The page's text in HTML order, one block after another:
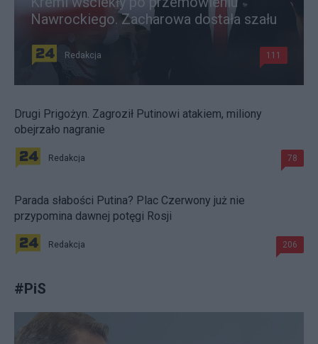
Nawrockiego. Zacharowa dostała szału
Redakcja 111
Drugi Prigożyn. Zagroził Putinowi atakiem, miliony
obejrzało nagranie
Redakcja 78
Parada słabości Putina? Plac Czerwony już nie
przypomina dawnej potęgi Rosji
Redakcja 206
#PiS